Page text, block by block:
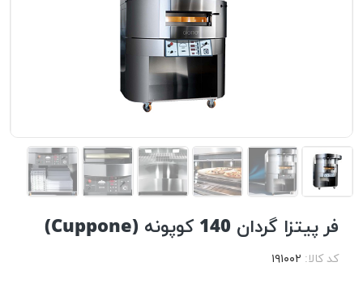
فر پیتزا گردان 140 کوپونه (Cuppone)
کد کالا: ۱۹۱۰۰۲